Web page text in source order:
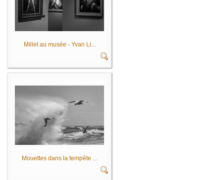
Millet au musée - Yvan Li...
Mouettes dans la tempête ...